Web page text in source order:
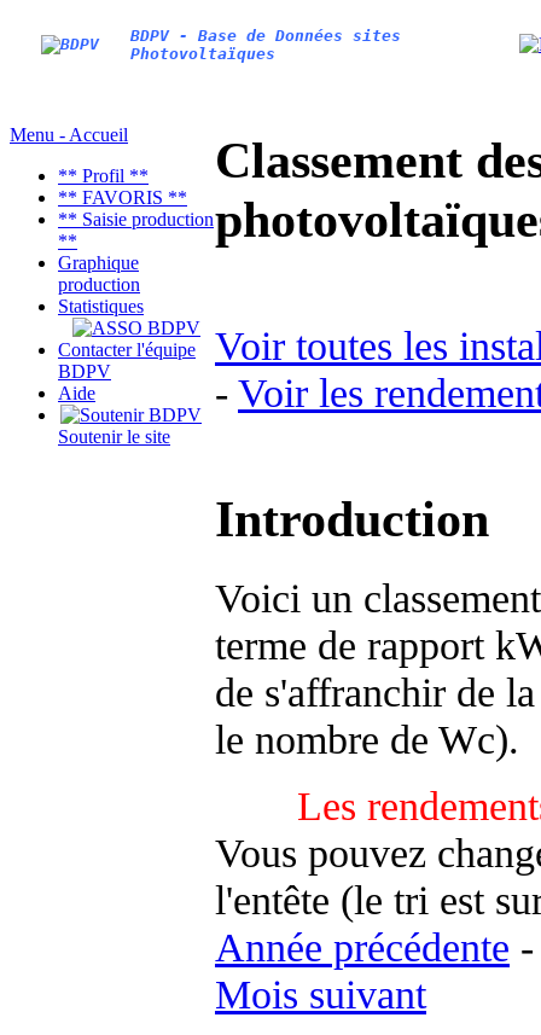
BDPV - Base de Données sites
Photovoltaïques
Menu - Accueil
** Profil **
** FAVORIS **
** Saisie production
**
Graphique
production
Statistiques
Contacter l'équipe
BDPV
Aide
Soutenir le site
Classement
Voir toutes les
- Voir les
Introduction
Voici un
terme de rapport
de s'affranchir de
le nombre de Wc).
Les
Vous pouvez
l'entête (le tri est
Année précédente -
Mois suivant